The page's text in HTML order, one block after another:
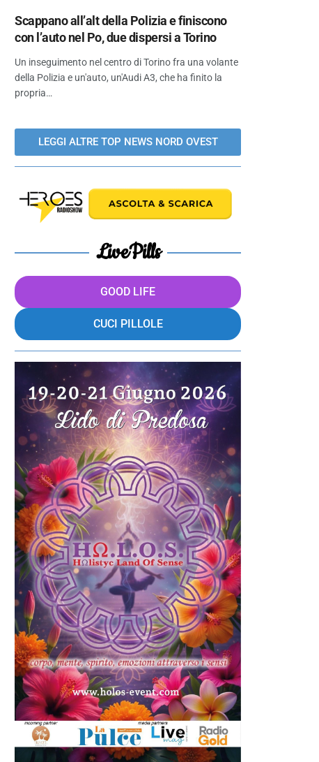
Scappano all’alt della Polizia e finiscono
con l’auto nel Po, due dispersi a Torino
Un inseguimento nel centro di Torino fra una volante
della Polizia e un'auto, un'Audi A3, che ha finito la
propria…
LEGGI ALTRE TOP NEWS NORD OVEST
LivePills
GOOD LIFE
CUCI PILLOLE